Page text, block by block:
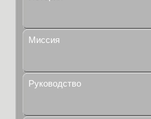
Миссия
Руководство